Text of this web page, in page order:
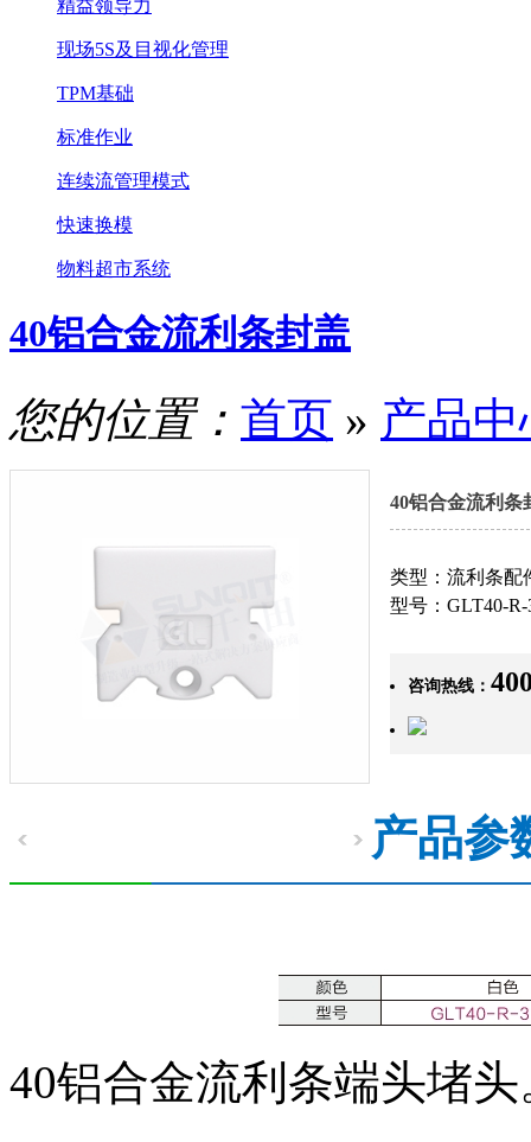
精益领导力
现场5S及目视化管理
TPM基础
标准作业
连续流管理模式
快速换模
物料超市系统
40铝合金流利条封盖
您的位置： 首页 » 产品中
40铝合金流利条
类型：流利条配
型号：GLT40-R-
咨询热线：
产品参
40铝合金流利条端头堵头